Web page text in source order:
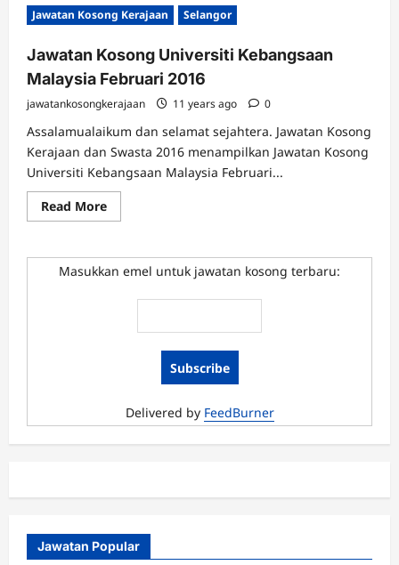
Jawatan
Kosong
Pusat
Universiti
Kebangsaan
Malaysia
Mac
2016
Jawatan Kosong Kerajaan Selangor
Jawatan Kosong Universiti Kebangsaan
Malaysia Februari 2016
jawatankosongkerajaan 11 years ago 0
Assalamualaikum dan selamat sejahtera. Jawatan Kosong
Kerajaan dan Swasta 2016 menampilkan Jawatan Kosong
Universiti Kebangsaan Malaysia Februari...
Read MoreRead
more
Kosong
Universiti
Kebangsaan
Februari
Masukkan emel untuk jawatan kosong terbaru:
Delivered by FeedBurner
Jawatan Popular